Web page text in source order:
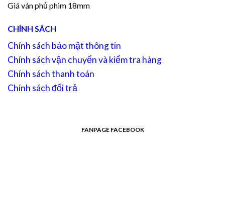
Giá ván phủ phim 18mm
CHÍNH SÁCH
Chính sách bảo mật thông tin
Chính sách vận chuyển và kiểm tra hàng
Chính sách thanh toán
Chính sách đổi trả
FANPAGE FACEBOOK